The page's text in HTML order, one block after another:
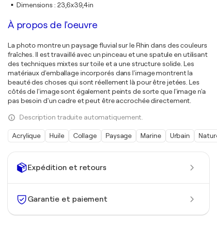
Expédition et retours
Garantie et paiement
Dimensions : 23,6x39,4in
À propos de l'oeuvre
La photo montre un paysage fluvial sur le Rhin dans des couleurs
fraîches. Il est travaillé avec un pinceau et une spatule en utilisant
des techniques mixtes sur toile et a une structure solide. Les
matériaux d'emballage incorporés dans l'image montrent la
beauté des choses qui sont réellement là pour être jetées. Les
côtés de l'image sont également peints de sorte que l'image n'a
pas besoin d'un cadre et peut être accrochée directement.
Description traduite automatiquement.
Acrylique Huile Collage Paysage Marine Urbain